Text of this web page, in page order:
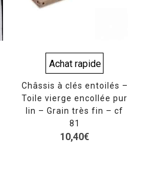
Achat rapide
Châssis à clés entoilés –
Toile vierge encollée pur
lin – Grain très fin – cf
81
10,40€